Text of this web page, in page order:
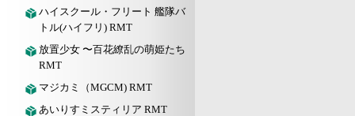
ハイスクール・フリート 艦隊バ
トル(ハイフリ) RMT
放置少女 〜百花繚乱の萌姫たち
RMT
マジカミ（MGCM) RMT
あいりすミスティリア RMT